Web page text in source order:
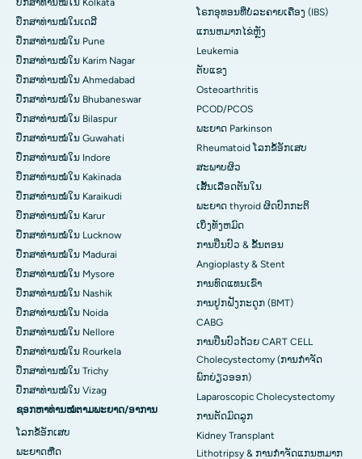
ປຶກສາທ່ານໝໍໃນ Kolkata
ປຶກສາທ່ານໝໍໃນເດລີ
ປຶກສາທ່ານໝໍໃນ Pune
ປຶກສາທ່ານໝໍໃນ Karim Nagar
ປຶກສາທ່ານໝໍໃນ Ahmedabad
ປຶກສາທ່ານໝໍໃນ Bhubaneswar
ປຶກສາທ່ານໝໍໃນ Bilaspur
ປຶກສາທ່ານໝໍໃນ Guwahati
ປຶກສາທ່ານໝໍໃນ Indore
ປຶກສາທ່ານໝໍໃນ Kakinada
ປຶກສາທ່ານໝໍໃນ Karaikudi
ປຶກສາທ່ານໝໍໃນ Karur
ປຶກສາທ່ານໝໍໃນ Lucknow
ປຶກສາທ່ານໝໍໃນ Madurai
ປຶກສາທ່ານໝໍໃນ Mysore
ປຶກສາທ່ານໝໍໃນ Nashik
ປຶກສາທ່ານໝໍໃນ Noida
ປຶກສາທ່ານໝໍໃນ Nellore
ປຶກສາທ່ານໝໍໃນ Rourkela
ປຶກສາທ່ານໝໍໃນ Trichy
ປຶກສາທ່ານໝໍໃນ Vizag
ຊອກຫາທ່ານໝໍຕາມພະຍາດ/ອາການ
ໂລກຂໍ້ອັກເສບ
ພະຍາດຫືດ
ໂຣກອຸທອນທີ່ບໍ່ລະຄາຍເຄືອງ (IBS)
ແກນ​ຫມາກ​ໄຂ່​ຫຼັງ
Leukemia
ຕັບແຂງ
Osteoarthritis
PCOD/PCOS
ພະຍາດ Parkinson
Rheumatoid ໂລກຂໍ້ອັກເສບ
ສະພາບຜິວ
ເສັ້ນເລືອດຕັນໃນ
ພະຍາດ thyroid ຜິດປົກກະຕິ
ເບິ່ງທັງຫມົດ
ການປິ່ນປົວ & ຂັ້ນຕອນ
Angioplasty & Stent
ການທົດແທນເຂົ່າ
ການປູກຝັງກະດູກ (BMT)
CABG
ການປິ່ນປົວດ້ວຍ CART CELL
Cholecystectomy (ການກຳຈັດ
ພົກຍ່ຽວອອກ)
Laparoscopic Cholecystectomy
ການຕັດມົດລູກ
Kidney Transplant
Lithotripsy & ການກໍາຈັດແກນຫມາກ